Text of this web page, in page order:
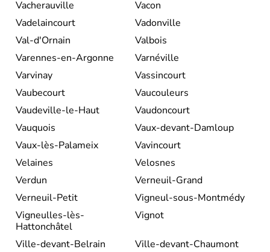
Vacherauville
Vacon
Vadelaincourt
Vadonville
Val-d'Ornain
Valbois
Varennes-en-Argonne
Varnéville
Varvinay
Vassincourt
Vaubecourt
Vaucouleurs
Vaudeville-le-Haut
Vaudoncourt
Vauquois
Vaux-devant-Damloup
Vaux-lès-Palameix
Vavincourt
Velaines
Velosnes
Verdun
Verneuil-Grand
Verneuil-Petit
Vigneul-sous-Montmédy
Vigneulles-lès-
Hattonchâtel
Vignot
Ville-devant-Belrain
Ville-devant-Chaumont